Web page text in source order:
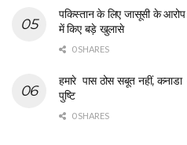
पकिस्तान के लिए जासूसी के आरोप
में किए बड़े खुलासे
0 SHARES
हमारे पास ठोस सबूत नहीं, कनाडा
पुष्टि
0 SHARES